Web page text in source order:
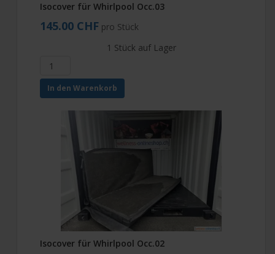
Isocover für Whirlpool Occ.03
145.00 CHF pro Stück
1 Stück auf Lager
In den Warenkorb
Isocover für Whirlpool Occ.02